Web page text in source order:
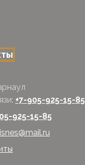
+7-905-925-15-85
925-15-85